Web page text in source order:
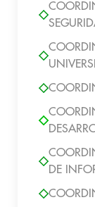
DE